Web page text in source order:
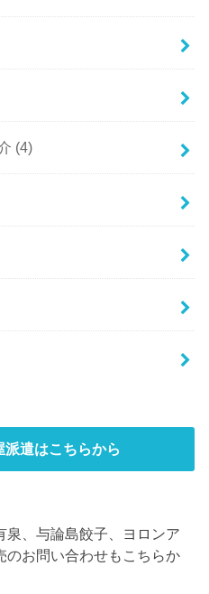
(4)
遣はこちらから
泉、与論島餃子、ヨロンア
のお問い合わせもこちらか